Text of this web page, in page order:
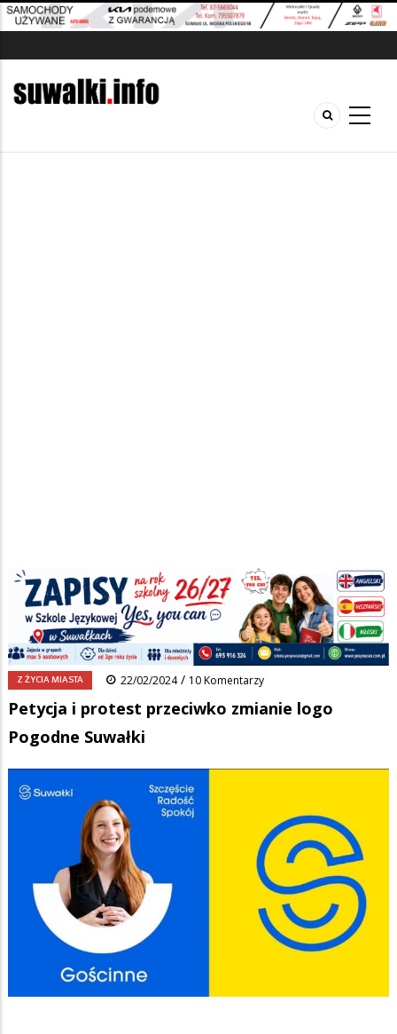
Ścieżka
nawigacyjna
Strona główna/Wiadomości /Z życia miasta/
Petycja i protest przeciwko zmianie logo Pogodne Suwałki
Facebook PinterestTumblr
0 Reddit Share
Z ŻYCIA MIASTA 22/02/2024/ 10 Komentarzy
Petycja i protest przeciwko zmianie logo
Pogodne Suwałki